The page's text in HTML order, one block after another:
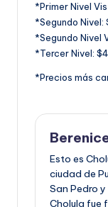
*Primer Nivel
*Segundo Nivel:
*Segundo Nivel
*Tercer Nivel:
*Precios más
Esto es
ciudad de
San Pedro
Cholula fue